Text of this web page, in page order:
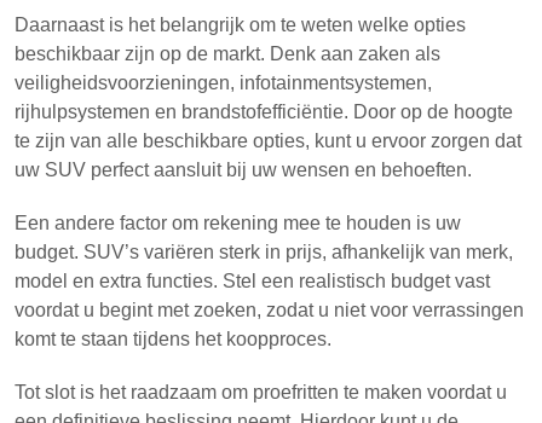
Daarnaast is het belangrijk om te weten welke opties
beschikbaar zijn op de markt. Denk aan zaken als
veiligheidsvoorzieningen, infotainmentsystemen,
rijhulpsystemen en brandstofefficiëntie. Door op de hoogte
te zijn van alle beschikbare opties, kunt u ervoor zorgen dat
uw SUV perfect aansluit bij uw wensen en behoeften.
Een andere factor om rekening mee te houden is uw
budget. SUV’s variëren sterk in prijs, afhankelijk van merk,
model en extra functies. Stel een realistisch budget vast
voordat u begint met zoeken, zodat u niet voor verrassingen
komt te staan tijdens het koopproces.
Tot slot is het raadzaam om proefritten te maken voordat u